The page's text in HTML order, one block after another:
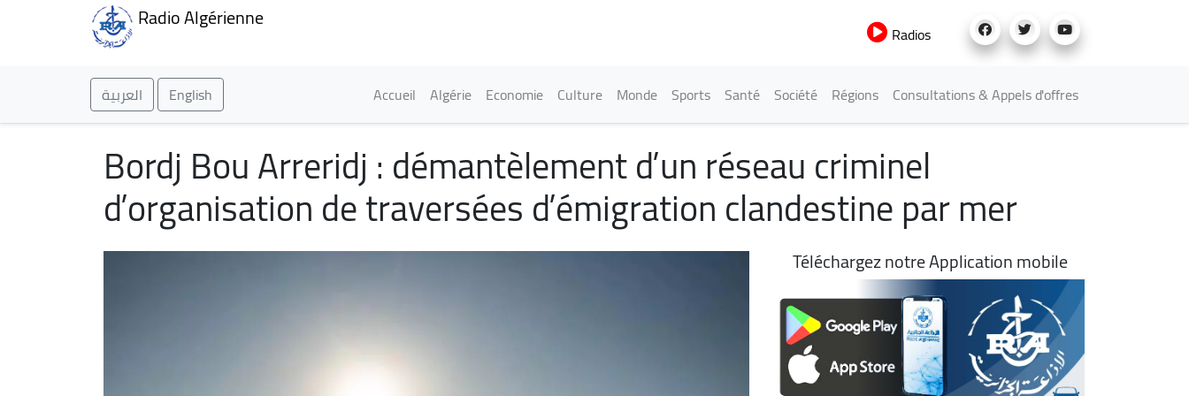
Radio Algérienne
Radios
العربية English Main navigation
Accueil Algérie Economie Culture Monde Sports Santé Société Régions Consultations & Appels d'offres
Bordj Bou Arreridj : démantèlement d’un réseau criminel
d’organisation de traversées d’émigration clandestine par mer
Téléchargez notre Application mobile